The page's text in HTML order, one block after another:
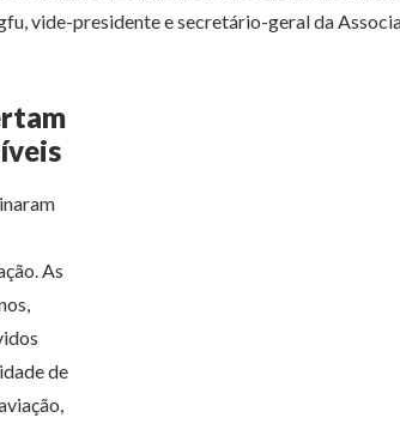
vide-presidente e secretário-geral da
As
de